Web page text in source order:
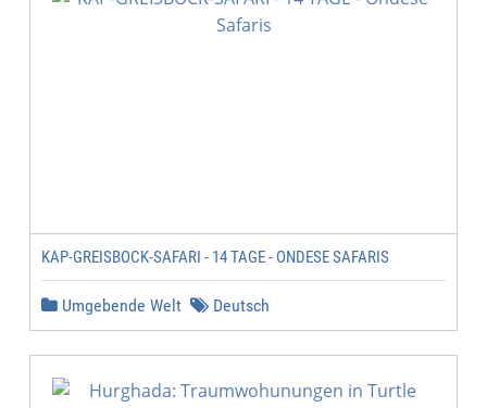
KAP-GREISBOCK-SAFARI - 14 TAGE - ONDESE SAFARIS
Umgebende Welt Deutsch